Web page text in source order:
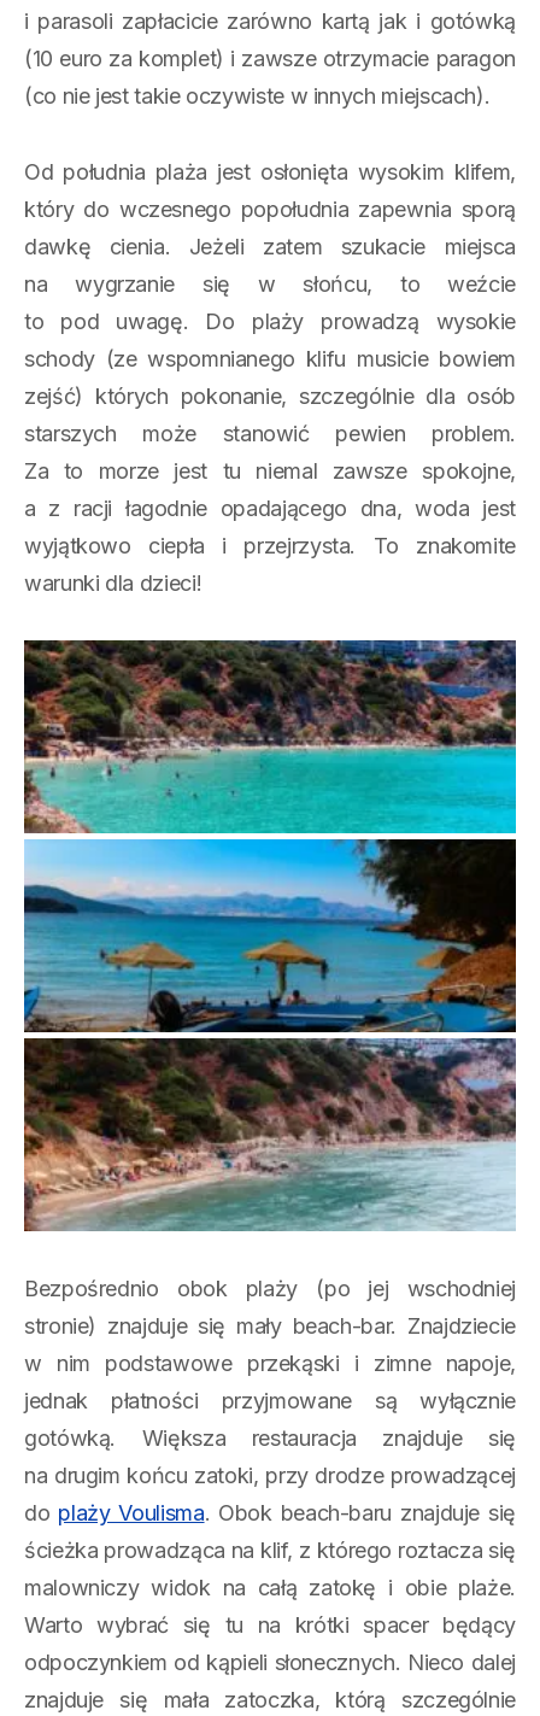
i parasoli zapłacicie zarówno kartą jak i gotówką
(10 euro za komplet) i zawsze otrzymacie paragon
(co nie jest takie oczywiste w innych miejscach).
Od południa plaża jest osłonięta wysokim klifem,
który do wczesnego popołudnia zapewnia sporą
dawkę cienia. Jeżeli zatem szukacie miejsca
na wygrzanie się w słońcu, to weźcie
to pod uwagę. Do plaży prowadzą wysokie
schody (ze wspomnianego klifu musicie bowiem
zejść) których pokonanie, szczególnie dla osób
starszych może stanowić pewien problem.
Za to morze jest tu niemal zawsze spokojne,
a z racji łagodnie opadającego dna, woda jest
wyjątkowo ciepła i przejrzysta. To znakomite
warunki dla dzieci!
Bezpośrednio obok plaży (po jej wschodniej
stronie) znajduje się mały beach-bar. Znajdziecie
w nim podstawowe przekąski i zimne napoje,
jednak płatności przyjmowane są wyłącznie
gotówką. Większa restauracja znajduje się
na drugim końcu zatoki, przy drodze prowadzącej
do plaży Voulisma. Obok beach-baru znajduje się
ścieżka prowadząca na klif, z którego roztacza się
malowniczy widok na całą zatokę i obie plaże.
Warto wybrać się tu na krótki spacer będący
odpoczynkiem od kąpieli słonecznych. Nieco dalej
znajduje się mała zatoczka, którą szczególnie